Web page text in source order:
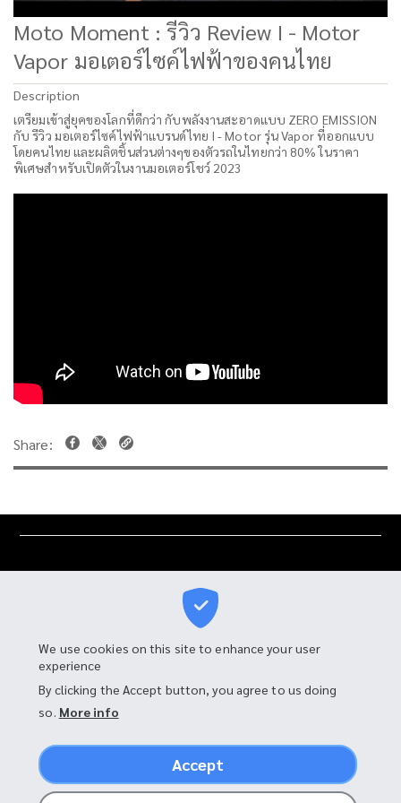
Moto Moment : รีวิว Review I - Motor
Vapor มอเตอร์ไซค์ไฟฟ้าของคนไทย
Description
เตรียมเข้าสู่ยุคของโลกที่ดีกว่า กับพลังงานสะอาดแบบ ZERO EMISSION
กับ รีวิว มอเตอร์ไซค์ไฟฟ้าแบรนด์ไทย I - Motor รุ่น Vapor ที่ออกแบบ
โดยคนไทย และผลิตชิ้นส่วนต่างๆของตัวรถในไทยกว่า 80% ในราคา
พิเศษสำหรับเปิดตัวในงานมอเตอร์โชว์ 2023
I-MOTOR MANUFACTURING CO., LTD.
90 Moo 4, Tambon Bang Chalong,
We use cookies on this site to enhance your user
experience
By clicking the Accept button, you agree to us doing
so. More info
Accept